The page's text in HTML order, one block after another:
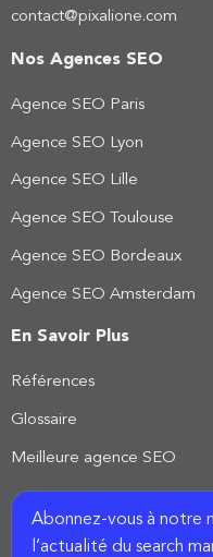
contact@pixalione.com
Nos Agences SEO
Agence SEO Paris
Agence SEO Lyon
Agence SEO Lille
Agence SEO Toulouse
Agence SEO Bordeaux
Agence SEO Amsterdam
En Savoir Plus
Références
Glossaire
Meilleure agence SEO
Abonnez-vous à notre
l’actualité du search